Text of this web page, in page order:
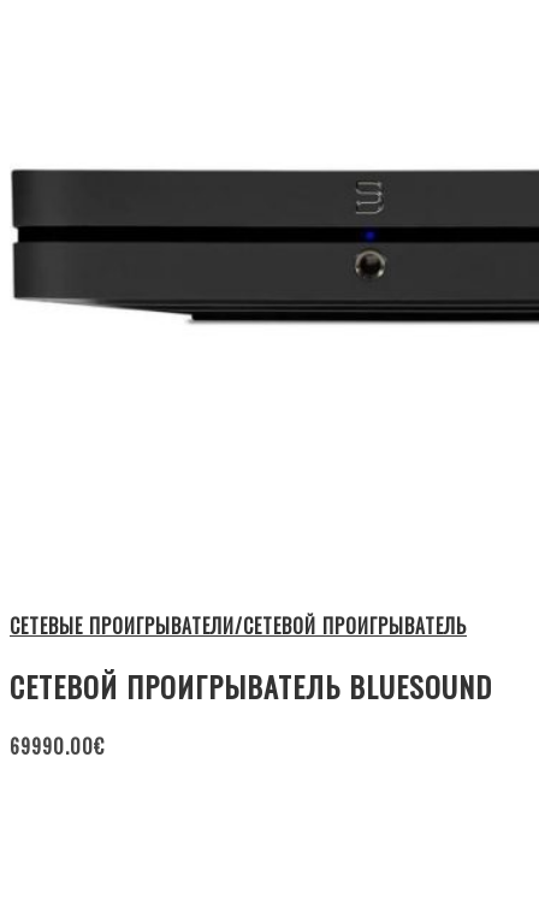
СЕТЕВЫЕ ПРОИГРЫВАТЕЛИ/СЕТЕВОЙ ПРОИГРЫВАТЕЛЬ
СЕТЕВОЙ ПРОИГРЫВАТЕЛЬ BLUESOUND
69990.00€